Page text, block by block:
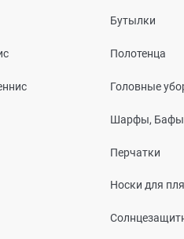
Бутылки
Полотенца
Головные
Шарфы, Бафы
Перчатки
Носки для